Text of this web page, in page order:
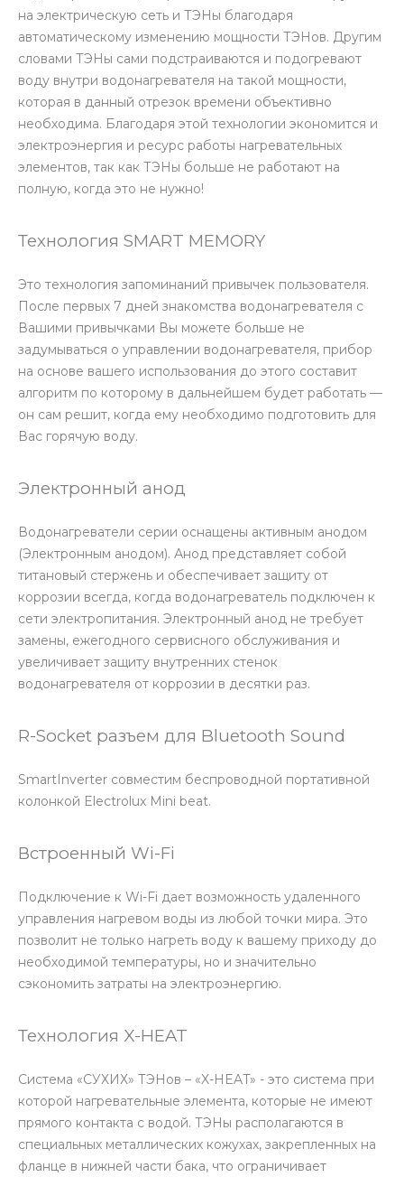
на электрическую сеть и ТЭНы благодаря
автоматическому изменению мощности ТЭНов. Другим
словами ТЭНы сами подстраиваются и подогревают
воду внутри водонагревателя на такой мощности,
которая в данный отрезок времени объективно
необходима. Благодаря этой технологии экономится и
электроэнергия и ресурс работы нагревательных
элементов, так как ТЭНы больше не работают на
полную, когда это не нужно!
Технология SMART MEMORY
Это технология запоминаний привычек пользователя.
После первых 7 дней знакомства водонагревателя с
Вашими привычками Вы можете больше не
задумываться о управлении водонагревателя, прибор
на основе вашего использования до этого составит
алгоритм по которому в дальнейшем будет работать —
он сам решит, когда ему необходимо подготовить для
Вас горячую воду.
Электронный анод
Водонагреватели серии оснащены активным анодом
(Электронным анодом). Анод представляет собой
титановый стержень и обеспечивает защиту от
коррозии всегда, когда водонагреватель подключен к
сети электропитания. Электронный анод не требует
замены, ежегодного сервисного обслуживания и
увеличивает защиту внутренних стенок
водонагревателя от коррозии в десятки раз.
R-Socket разъем для Bluetooth Sound
SmartInverter совместим беспроводной портативной
колонкой Electrolux Mini beat.
Встроенный Wi-Fi
Подключение к Wi-Fi дает возможность удаленного
управления нагревом воды из любой точки мира. Это
позволит не только нагреть воду к вашему приходу до
необходимой температуры, но и значительно
сэкономить затраты на электроэнергию.
Технология X-HEAT
Система «СУХИХ» ТЭНов – «X-HEAT» - это система при
которой нагревательные элемента, которые не имеют
прямого контакта с водой. ТЭНы располагаются в
специальных металлических кожухах, закрепленных на
фланце в нижней части бака, что ограничивает